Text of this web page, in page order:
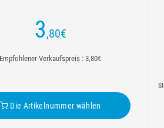
3,80€
Empfohlener Verkaufspreis : 3,80€
Die Artikelnummer wählen